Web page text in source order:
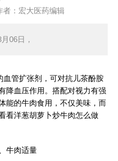
者：宏大医药编辑
06日，
管扩张剂，可对抗儿茶酚胺
降血压作用。搭配对视力有强
能的牛肉食用，不仅美味，而
看洋葱胡萝卜炒牛肉怎么做
牛肉适量